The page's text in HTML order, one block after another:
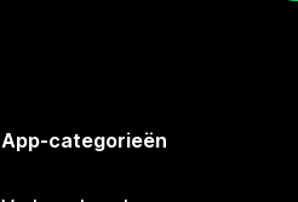
App-categorieën